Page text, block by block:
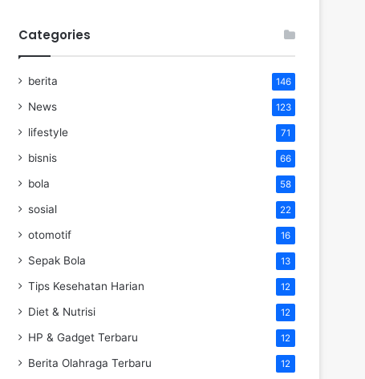
Categories
berita 146
News 123
lifestyle 71
bisnis 66
bola 58
sosial 22
otomotif 16
Sepak Bola 13
Tips Kesehatan Harian 12
Diet & Nutrisi 12
HP & Gadget Terbaru 12
Berita Olahraga Terbaru 12